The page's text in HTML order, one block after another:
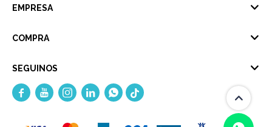
EMPRESA
COMPRA
SEGUINOS
    